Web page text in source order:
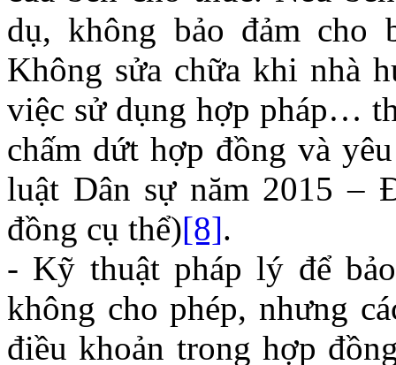
dụ, không bảo đảm cho
Không sửa chữa khi nhà
việc sử dụng hợp pháp…
chấm dứt hợp đồng và
luật Dân sự năm 2015 –
đồng cụ thể)[8].
- Kỹ thuật pháp lý để
không cho phép, nhưng
điều khoản trong hợp